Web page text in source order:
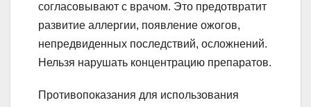
согласовывают с врачом. Это предотвратит
развитие аллергии, появление ожогов,
непредвиденных последствий, осложнений.
Нельзя нарушать концентрацию препаратов.
Противопоказания для использования